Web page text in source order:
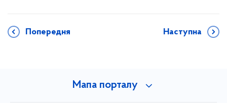
Попередня Наступна
Мапа порталу